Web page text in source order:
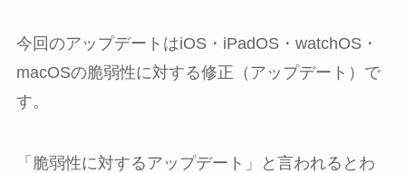
今回のアップデートはiOS・iPadOS・watchOS・
macOSの脆弱性に対する修正（アップデート）で
す。
「脆弱性に対するアップデート」と言われるとわ